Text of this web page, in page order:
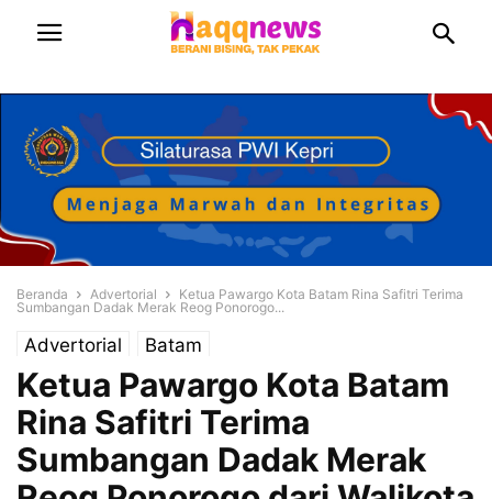
Beranda Advertorial
Ketua Pawargo Kota Batam Rina Safitri Terima
Sumbangan Dadak Merak Reog Ponorogo...
Advertorial Batam
Ketua Pawargo Kota Batam
Rina Safitri Terima
Sumbangan Dadak Merak